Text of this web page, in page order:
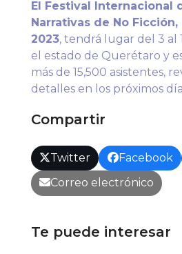
El Festival Internacional
Narrativas de No Ficción,
2023, tendrá lugar del 3 al
el estado de Querétaro y
más de 15,500 asistentes,
detalles en los próximos
Compartir
Twitter Facebook
Correo electrónico
Te puede interesar